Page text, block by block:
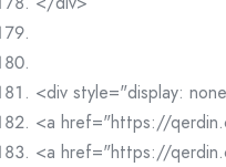
<div style="display:
<a href="https://
<a href="https://